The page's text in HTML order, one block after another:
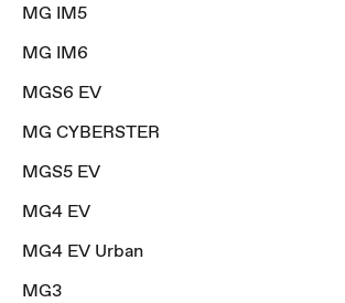
MG IM5
MG IM6
MGS6 EV
MG CYBERSTER
MGS5 EV
MG4 EV
MG4 EV Urban
MG3